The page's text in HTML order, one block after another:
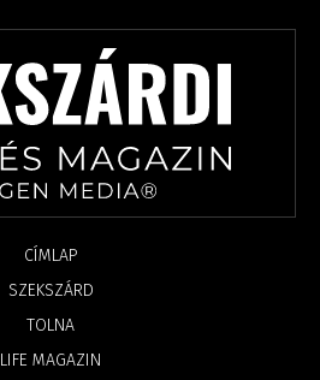
CÍMLAP
SZEKSZÁRD
TOLNA
LIFE MAGAZIN